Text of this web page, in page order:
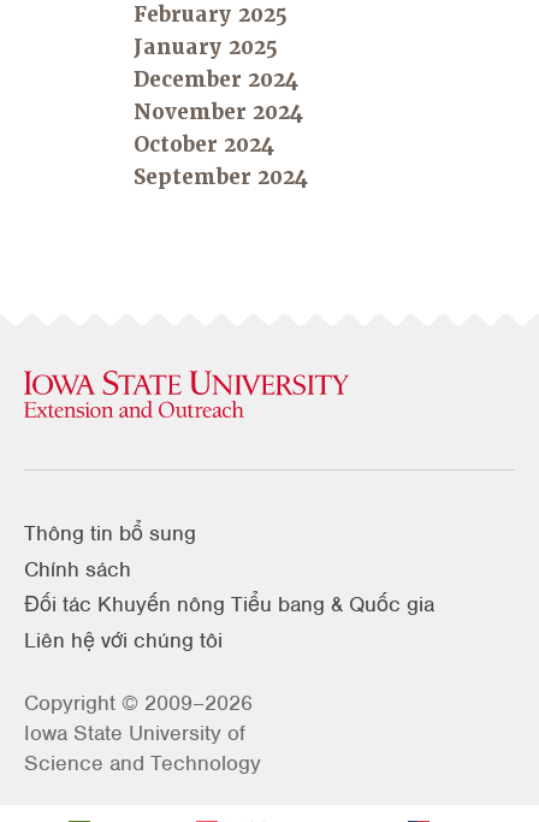
February 2025
January 2025
December 2024
November 2024
October 2024
September 2024
Thông tin bổ sung
Chính sách
Đối tác Khuyến nông Tiểu bang & Quốc gia
Liên hệ với chúng tôi
Copyright © 2009–2026
Iowa State University of
Science and Technology